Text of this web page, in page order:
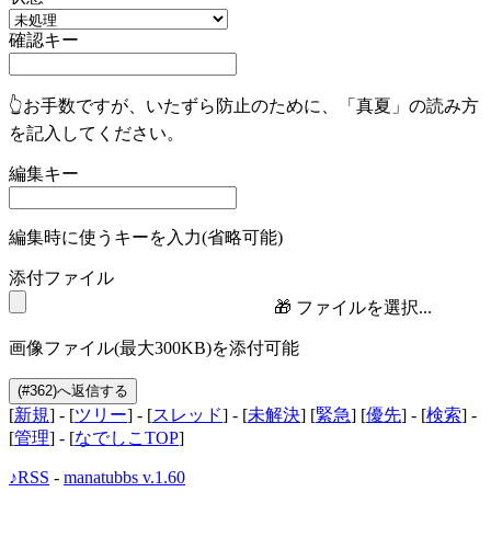
確認キー
👆お手数ですが、いたずら防止のために、「真夏」の読み方
を記入してください。
編集キー
編集時に使うキーを入力(省略可能)
添付ファイル
🎁 ファイルを選択...
画像ファイル(最大300KB)を添付可能
[新規] - [ツリー] - [スレッド] - [未解決] [緊急] [優先] - [検索] -
[管理] - [なでしこTOP]
♪RSS - manatubbs v.1.60